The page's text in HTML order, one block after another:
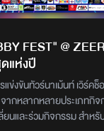
FEST" @
แห่งปี
ข่งขันทัวร์นาเม้นท์ เวิร์คช็
ากหลากหลายประเภทกิ
นและร่วมกิจกรรม สำห